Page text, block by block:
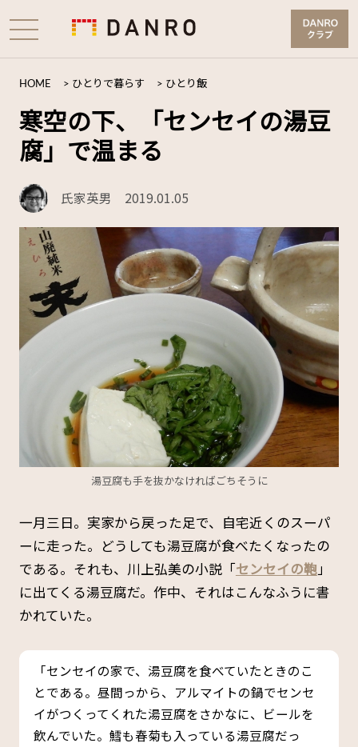
HOME > ひとりで暮らす > ひとり飯
寒空の下、「センセイの湯豆
腐」で温まる
氏家英男 2019.01.05
湯豆腐も手を抜かなければごちそうに
一月三日。実家から戻った足で、自宅近くのスーパ
ーに走った。どうしても湯豆腐が食べたくなったの
である。それも、川上弘美の小説「センセイの鞄」
に出てくる湯豆腐だ。作中、それはこんなふうに書
かれていた。
「センセイの家で、湯豆腐を食べていたときのこ
とである。昼間っから、アルマイトの鍋でセンセ
イがつくってくれた湯豆腐をさかなに、ビールを
飲んでいた。鱈も春菊も入っている湯豆腐だっ